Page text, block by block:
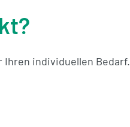
individuellen Bedarf.